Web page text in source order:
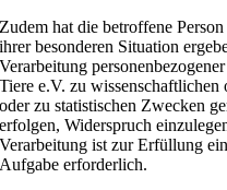
Zudem hat die betroffene
ihrer besonderen Situation
Verarbeitung
Tiere e.V. zu wissenschaftlichen
oder zu statistischen Zwecken
erfolgen, Widerspruch
Verarbeitung ist zur Erfüllung
Aufgabe erforderlich.